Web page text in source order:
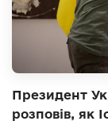
Президент
розповів, як